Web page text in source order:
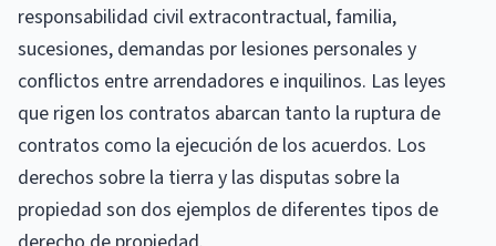
responsabilidad civil extracontractual, familia,
sucesiones, demandas por lesiones personales y
conflictos entre arrendadores e inquilinos. Las leyes
que rigen los contratos abarcan tanto la ruptura de
contratos como la ejecución de los acuerdos. Los
derechos sobre la tierra y las disputas sobre la
propiedad son dos ejemplos de diferentes tipos de